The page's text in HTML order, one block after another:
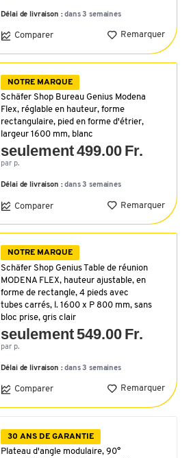
Délai de livraison :dans 3 semaines
Comparer Remarquer
NOTRE MARQUE
Schäfer Shop Bureau Genius Modena
Flex, réglable en hauteur, forme
rectangulaire, pied en forme d'étrier,
largeur 1600 mm, blanc
seulement 499.00 Fr.
par p.
Délai de livraison :dans 3 semaines
Comparer Remarquer
NOTRE MARQUE
Schäfer Shop Genius Table de réunion
MODENA FLEX, hauteur ajustable, en
forme de rectangle, 4 pieds avec
tubes carrés, l. 1600 x P 800 mm, sans
bloc prise, gris clair
seulement 549.00 Fr.
par p.
Délai de livraison :dans 3 semaines
Comparer Remarquer
30 ANS DE GARANTIE
Plateau d'angle modulaire, 90°